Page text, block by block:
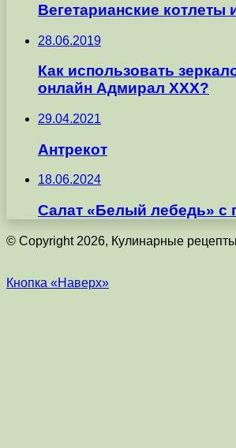
Вегетарианские котлеты
28.06.2019
Как использовать
онлайн Адмирал XXX?
29.04.2021
Антрекот
18.06.2024
Салат «Белый лебедь» с
© Copyright 2026, Кулинарные рецепты
Кнопка «Наверх»